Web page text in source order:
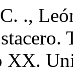
.,
XX.